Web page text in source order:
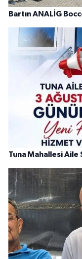
Bartın ANALİG
Tuna Mahallesi Aile